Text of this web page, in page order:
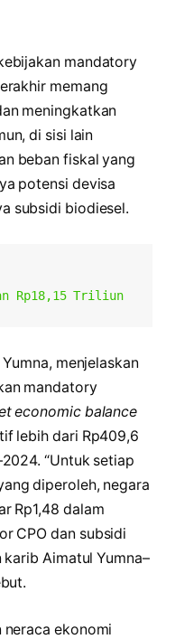
mandatory
memang
meningkatkan
di sisi lain
beban fiskal yang
potensi devisa
subsidi biodiesel.
Rp18,15 Triliun
menjelaskan
mandatory
economic balance
lebih dari Rp409,6
“Untuk setiap
diperoleh, negara
Rp1,48 dalam
CPO dan subsidi
karib Aimatul Yumna–
ekonomi